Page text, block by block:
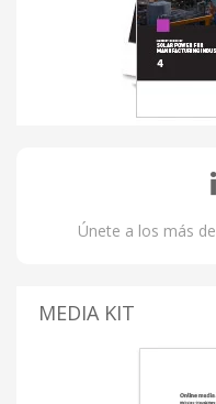
Únete a los más
MEDIA KIT